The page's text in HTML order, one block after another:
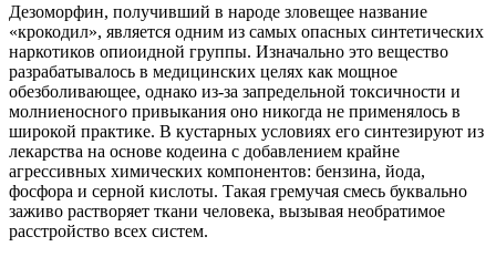
Дезоморфин, получивший в народе зловещее название
«крокодил», является одним из самых опасных синтетических
наркотиков опиоидной группы. Изначально это вещество
разрабатывалось в медицинских целях как мощное
обезболивающее, однако из-за запредельной токсичности и
молниеносного привыкания оно никогда не применялось в
широкой практике. В кустарных условиях его синтезируют из
лекарства на основе кодеина с добавлением крайне
агрессивных химических компонентов: бензина, йода,
фосфора и серной кислоты. Такая гремучая смесь буквально
заживо растворяет ткани человека, вызывая необратимое
расстройство всех систем.